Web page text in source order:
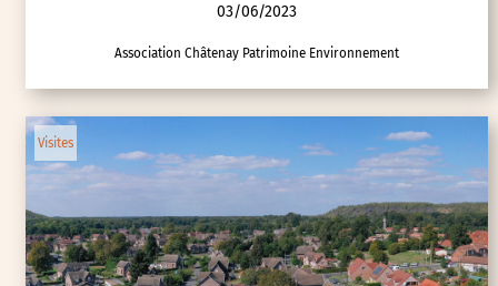
03/06/2023
Association Châtenay Patrimoine Environnement
Visites